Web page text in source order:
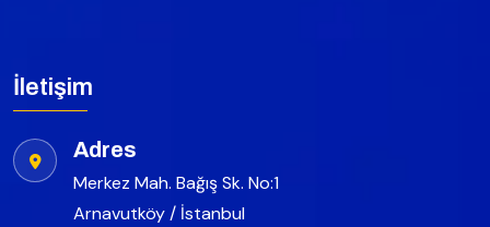
İletişim
Adres
Merkez Mah. Bağış Sk. No:1
Arnavutköy / İstanbul